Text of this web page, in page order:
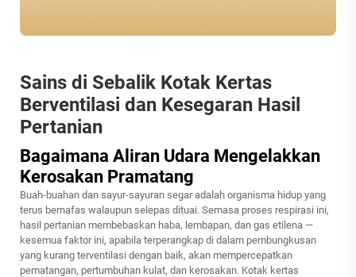
Sains di Sebalik Kotak Kertas
Berventilasi dan Kesegaran Hasil
Pertanian
Bagaimana Aliran Udara Mengelakkan
Kerosakan Pramatang
Buah-buahan dan sayur-sayuran segar adalah organisma hidup yang
terus bernafas walaupun selepas dituai. Semasa proses respirasi ini,
hasil pertanian membebaskan haba, lembapan, dan gas etilena —
kesemua faktor ini, apabila terperangkap di dalam pembungkusan
yang kurang terventilasi dengan baik, akan mempercepatkan
pematangan, pertumbuhan kulat, dan kerosakan. Kotak kertas